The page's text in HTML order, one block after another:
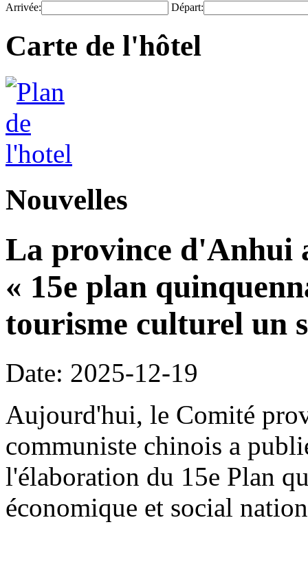
Arrivée: Départ:
Carte de l'hôtel
Nouvelles
La province d'Anhui
« 15e plan
tourisme culturel un
Date: 2025-12-19
Aujourd'hui, le Comité
communiste chinois a
l'élaboration du 15e Plan
économique et social